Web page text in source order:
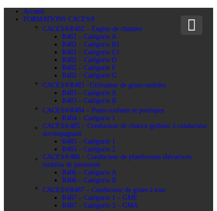
Accueil
FORMATIONS CACES®
CACES®R482 – Engins de chantier
R482 – Catégorie A
R482 – Catégorie B1
R482 – Catégorie C1
R482 – Catégorie D
R482 – Catégorie F
R482 – Catégorie G
CACES®R483 –Utilisateur de grues mobiles
R483 – Catégorie A
R483 – Catégorie B
CACES®R484 – Ponts roulants et portiques
R484 – Catégorie 1
CACES®485 – Conducteur de chariot gerbeur à conducteur
accompagnant
R485 – Catégorie 1
R485 – Catégorie 2
CACES®486 – Conducteur de plateformes élévatrices
mobiles de personnel
R486 – Catégorie A
R486 – Catégorie B
CACES®R487 – Conducteur de grues à tour
R487 – Catégorie 1 – GME
R487 – Catégorie 3 – GMA